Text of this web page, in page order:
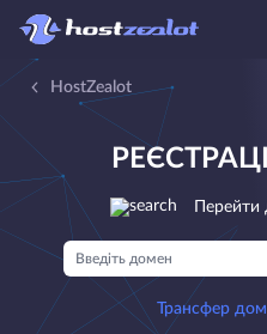
HostZealot
Трансфер